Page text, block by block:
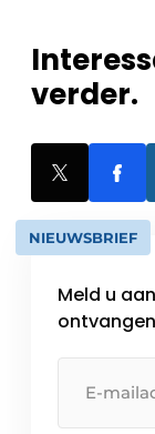
verder.
NIEUWSBRIEF
Meld u